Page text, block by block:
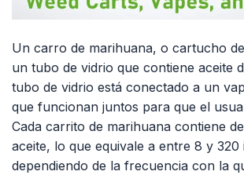
Un carro de marihuana, o cartucho
un tubo de vidrio que contiene aceite
tubo de vidrio está conectado a un
que funcionan juntos para que el
Cada carrito de marihuana contiene
aceite, lo que equivale a entre 8 y 320
dependiendo de la frecuencia con la